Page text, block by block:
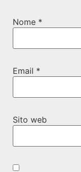
Nome *
Email *
Sito web